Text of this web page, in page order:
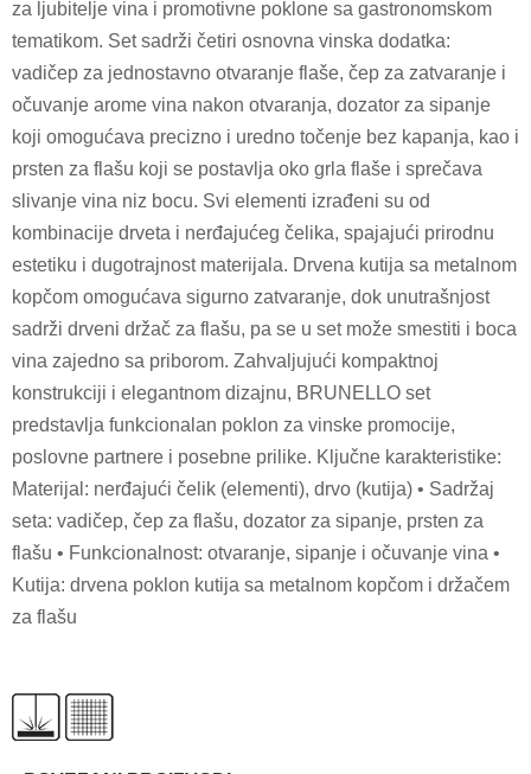
za ljubitelje vina i promotivne poklone sa gastronomskom
tematikom. Set sadrži četiri osnovna vinska dodatka:
vadičep za jednostavno otvaranje flaše, čep za zatvaranje i
očuvanje arome vina nakon otvaranja, dozator za sipanje
koji omogućava precizno i uredno točenje bez kapanja, kao i
prsten za flašu koji se postavlja oko grla flaše i sprečava
slivanje vina niz bocu. Svi elementi izrađeni su od
kombinacije drveta i nerđajućeg čelika, spajajući prirodnu
estetiku i dugotrajnost materijala. Drvena kutija sa metalnom
kopčom omogućava sigurno zatvaranje, dok unutrašnjost
sadrži drveni držač za flašu, pa se u set može smestiti i boca
vina zajedno sa priborom. Zahvaljujući kompaktnoj
konstrukciji i elegantnom dizajnu, BRUNELLO set
predstavlja funkcionalan poklon za vinske promocije,
poslovne partnere i posebne prilike. Ključne karakteristike:
Materijal: nerđajući čelik (elementi), drvo (kutija) • Sadržaj
seta: vadičep, čep za flašu, dozator za sipanje, prsten za
flašu • Funkcionalnost: otvaranje, sipanje i očuvanje vina •
Kutija: drvena poklon kutija sa metalnom kopčom i držačem
za flašu